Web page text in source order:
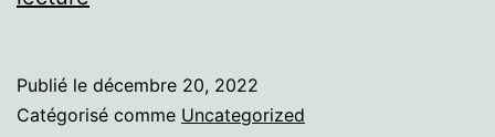
Publié le décembre 20, 2022
Catégorisé comme Uncategorized